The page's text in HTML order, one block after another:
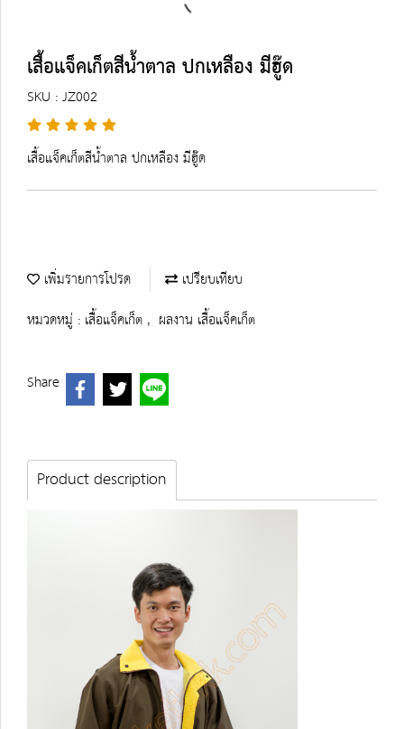
เสื้อแจ็คเก็ตสีน้ำตาล ปกเหลือง มีฮู๊ด
SKU : JZ002
เสื้อแจ็คเก็ตสีน้ำตาล ปกเหลือง มีฮู๊ด
เพิ่มรายการโปรด
เปรียบเทียบ
หมวดหมู่ : เสื้อแจ็คเก็ต, ผลงาน เสื้อแจ็คเก็ต
Share
Product description